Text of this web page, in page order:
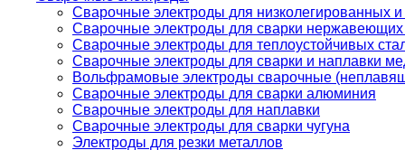
Сварочные электроды для низколегированных и
Сварочные электроды для сварки
Сварочные электроды для теплоустойчивых
Сварочные электроды для сварки и наплавки
Вольфрамовые электроды сварочные
Сварочные электроды для сварки алюминия
Сварочные электроды для наплавки
Сварочные электроды для сварки чугуна
Электроды для резки металлов